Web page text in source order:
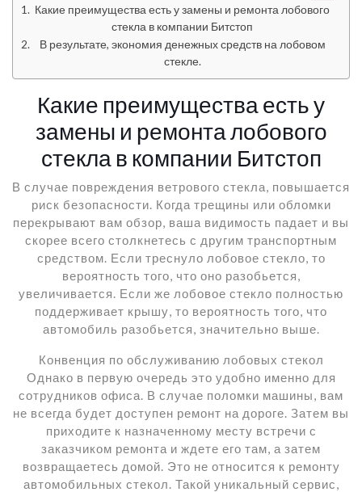
Какие преимущества есть у замены и ремонта лобового
стекла в компании Битстоп
В результате, экономия денежных средств на лобовом
стекле.
Какие преимущества есть у
замены и ремонта лобового
стекла в компании Битстоп
В случае повреждения ветрового стекла, повышается
риск безопасности. Когда трещины или обломки
перекрывают вам обзор, ваша видимость падает и вы
скорее всего столкнетесь с другим транспортным
средством. Если треснуло лобовое стекло, то
вероятность того, что оно разобьется,
увеличивается. Если же лобовое стекло полностью
поддерживает крышу, то вероятность того, что
автомобиль разобьется, значительно выше.
Конвенция по обслуживанию лобовых стекол
Однако в первую очередь это удобно именно для
сотрудников офиса. В случае поломки машины, вам
не всегда будет доступен ремонт на дороге. Затем вы
приходите к назначенному месту встречи с
заказчиком ремонта и ждете его там, а затем
возвращаетесь домой. Это не относится к ремонту
автомобильных стекол. Такой уникальный сервис,